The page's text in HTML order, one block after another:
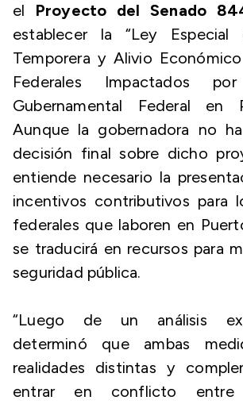
el Proyecto del Senado
establecer la “Ley Especial
Temporera y Alivio
Federales Impactados
Gubernamental Federal en
Aunque la gobernadora no
decisión final sobre dicho
entiende necesario la
incentivos contributivos para
federales que laboren en
se traducirá en recursos para
seguridad pública.
“Luego de un análisis
determinó que ambas
realidades distintas y
entrar en conflicto entre